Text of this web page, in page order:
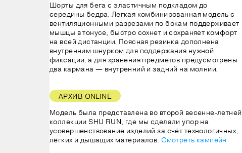
Шорты для бега с эластичным подкладом до
середины бедра. Легкая комбинированная модель с
вентиляционными разрезами по бокам поддерживает
мышцы в тонусе, быстро сохнет и сохраняет комфорт
на всей дистанции. Поясная резинка дополнена
внутренним шнурком для поддержания нужной
фиксации, а для хранения предметов предусмотрены
два кармана — внутренний и задний на молнии.
АРХИВ ONLINE
Модель была представлена во второй весенне-летней
коллекции SHU RUN, где мы сделали упор на
усовершенствование изделий за счёт технологичных,
лёгких и дышащих материалов. Смотреть кампейн